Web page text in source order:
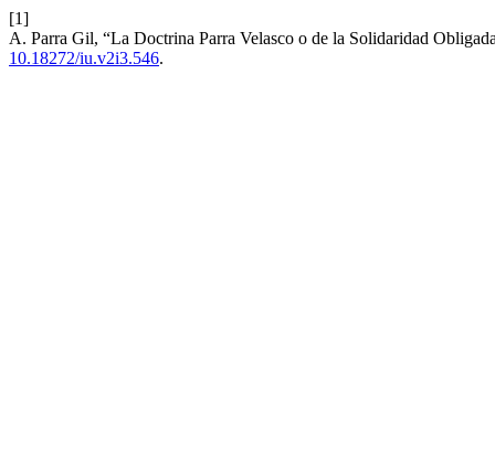
[1]
A. Parra Gil, “La Doctrina Parra Velasco o de la Solidaridad
10.18272/iu.v2i3.546.